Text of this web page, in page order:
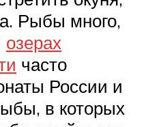
Рыбы много,
озерах
часто
России и
в которых